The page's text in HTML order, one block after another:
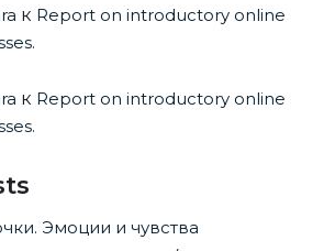
к Report on introductory online
к Report on introductory online
Эмоции и чувства